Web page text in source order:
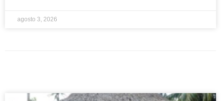
agosto 3, 2026